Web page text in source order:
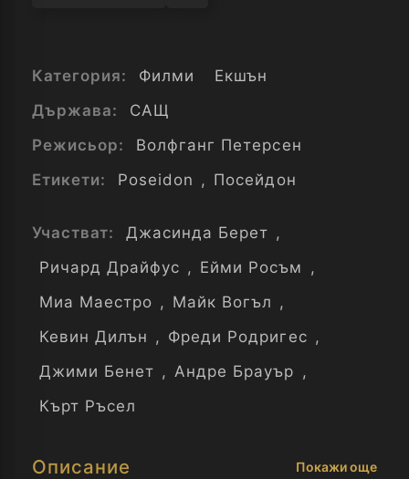
Категория: Филми
Екшън
Държава:
САЩ
Режисьор:
Волфганг Петерсен
Етикети:
Poseidon , Посейдон
Участват: Джасинда Берет ,
Ричард Драйфус , Ейми Росъм ,
Миа Маестро , Майк Вогъл ,
Кевин Дилън , Фреди Родригес ,
Джими Бенет , Андре Брауър ,
Кърт Ръсел
Описание Покажи още